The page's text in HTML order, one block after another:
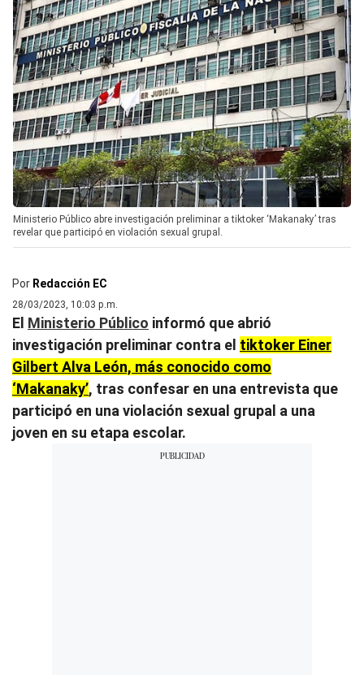
Ministerio Público abre investigación preliminar a tiktoker ‘Makanaky’ tras
revelar que participó en violación sexual grupal.
Por Redacción EC
28/03/2023, 10:03 p.m.
El Ministerio Público informó que abrió
investigación preliminar contra el tiktoker Einer
Gilbert Alva León, más conocido como
‘Makanaky’, tras confesar en una entrevista que
participó en una violación sexual grupal a una
joven en su etapa escolar.